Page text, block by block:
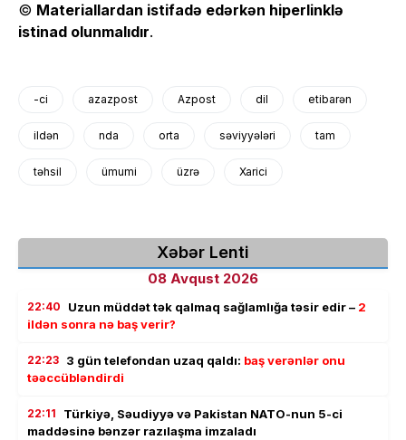
© Materiallardan istifadə edərkən hiperlinklə
istinad olunmalıdır.
-ci azazpost Azpost dil etibarən
ildən nda orta səviyyələri tam
təhsil ümumi üzrə Xarici
Xəbər Lenti
08 Avqust 2026
22:40 Uzun müddət tək qalmaq sağlamlığa təsir edir – 2
ildən sonra nə baş verir?
22:23 3 gün telefondan uzaq qaldı: baş verənlər onu
təəccübləndirdi
22:11
Türkiyə, Səudiyyə və Pakistan NATO-nun 5-ci
maddəsinə bənzər razılaşma imzaladı